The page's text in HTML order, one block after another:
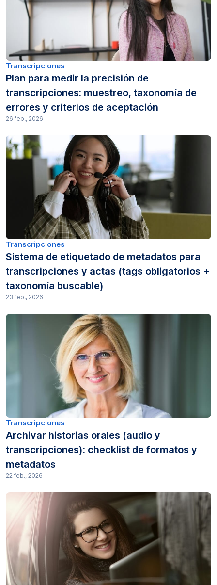
Educación (4)
Consejos de Gotranscript (1)
Guías prácticas (240)
Legal (108)
Investigación de mercado (29)
Productividad (5)
Investigación (64)
Transcripción (129)
Transcripciones (21)
Traducción (3)
Transcripciones
Plan para medir la precisión de
transcripciones: muestreo, taxonomía de
errores y criterios de aceptación
26 feb., 2026
Transcripciones
Sistema de etiquetado de metadatos para
transcripciones y actas (tags obligatorios +
taxonomía buscable)
23 feb., 2026
Transcripciones
Archivar historias orales (audio y
transcripciones): checklist de formatos y
metadatos
22 feb., 2026